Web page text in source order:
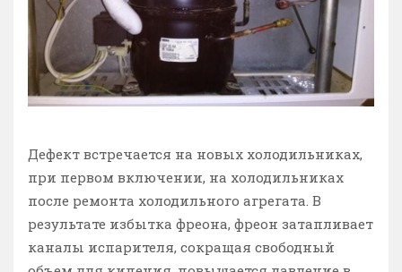
Дефект встречается на новых холодильниках,
при первом включении, на холодильниках
после ремонта холодильного агрегата. В
результате избытка фреона, фреон затапливает
каналы испарителя, сокращая свободный